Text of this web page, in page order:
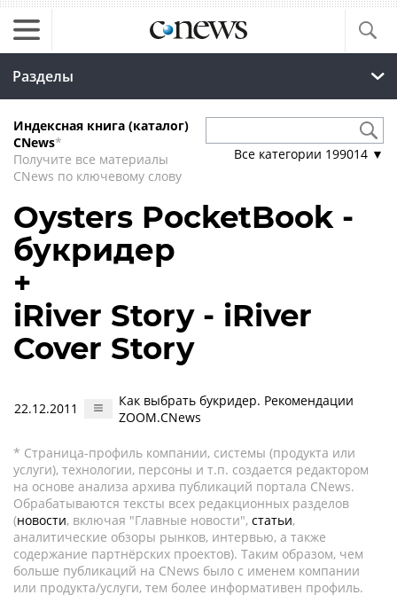
Разделы
Индексная книга (каталог)
CNews*
Получите все материалы
CNews по ключевому слову
Все категории 199014 ▼
Oysters PocketBook -
букридер
+
iRiver Story - iRiver
Cover Story
22.12.2011
Как выбрать букридер. Рекомендации
ZOOM.CNews
* Страница-профиль компании, системы (продукта или
услуги), технологии, персоны и т.п. создается редактором
на основе анализа архива публикаций портала CNews.
Обрабатываются тексты всех редакционных разделов
(новости, включая "Главные новости", статьи,
аналитические обзоры рынков, интервью, а также
содержание партнёрских проектов). Таким образом, чем
больше публикаций на CNews было с именем компании
или продукта/услуги, тем более информативен профиль.